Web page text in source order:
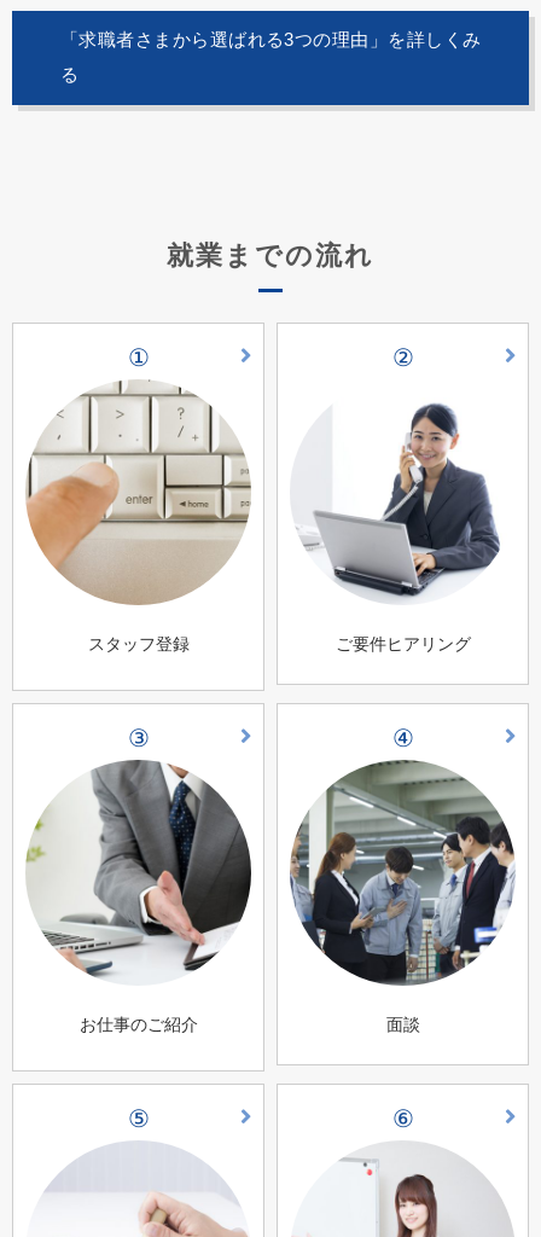
「求職者さまから選ばれる3つの理由」を詳しくみ
る
就業までの流れ
①
スタッフ登録
②
ご要件ヒアリング
③
お仕事のご紹介
④
面談
⑤ ⑥